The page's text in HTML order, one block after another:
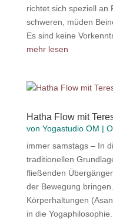
richtet sich speziell an
schweren, müden
Es sind keine
mehr lesen
Hatha Flow mit
von Yogastudio OM |
immer samstags – In
traditionellen
fließenden
der Bewegung
Körperhaltungen
in die